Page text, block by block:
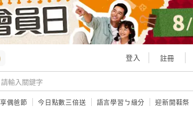
登入 註冊
偶爸節 今日點數三倍送 語言學習ㄅ級分 迎新開鞋祭